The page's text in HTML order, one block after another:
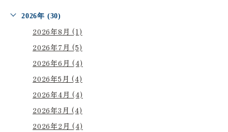
2026年 (30)
2026年8月 (1)
2026年7月 (5)
2026年6月 (4)
2026年5月 (4)
2026年4月 (4)
2026年3月 (4)
2026年2月 (4)